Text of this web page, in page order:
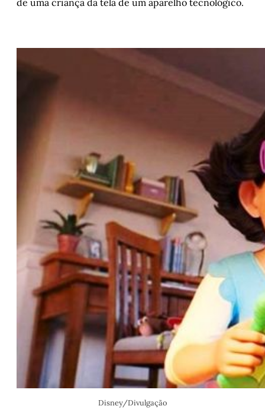
de uma criança da tela de um aparelho tecnológico.
Disney/Divulgação